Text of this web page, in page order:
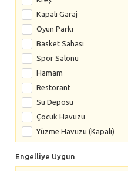
Kapalı Garaj
Oyun Parkı
Basket Sahası
Spor Salonu
Hamam
Restorant
Su Deposu
Çocuk Havuzu
Yüzme Havuzu (Kapalı)
Engelliye Uygun